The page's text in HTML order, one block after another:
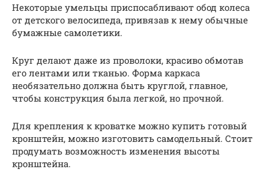
Некоторые умельцы приспосабливают обод колеса
от детского велосипеда, привязав к нему обычные
бумажные самолетики.
Круг делают даже из проволоки, красиво обмотав
его лентами или тканью. Форма каркаса
необязательно должна быть круглой, главное,
чтобы конструкция была легкой, но прочной.
Для крепления к кроватке можно купить готовый
кронштейн, можно изготовить самодельный. Стоит
продумать возможность изменения высоты
кронштейна.